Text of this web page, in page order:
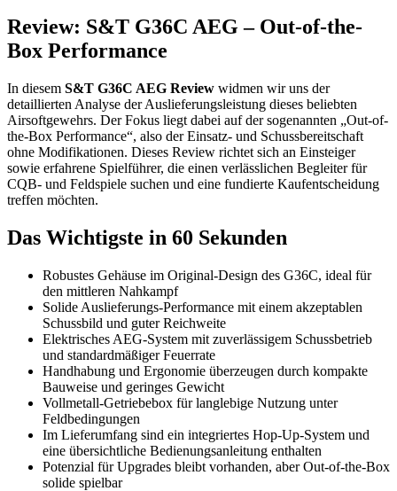
Review: S&T G36C AEG – Out-of-the-
Box Performance
In diesem S&T G36C AEG Review widmen wir uns der
detaillierten Analyse der Auslieferungsleistung dieses beliebten
Airsoftgewehrs. Der Fokus liegt dabei auf der sogenannten „Out-of-
the-Box Performance“, also der Einsatz- und Schussbereitschaft
ohne Modifikationen. Dieses Review richtet sich an Einsteiger
sowie erfahrene Spielführer, die einen verlässlichen Begleiter für
CQB- und Feldspiele suchen und eine fundierte Kaufentscheidung
treffen möchten.
Das Wichtigste in 60 Sekunden
Robustes Gehäuse im Original-Design des G36C, ideal für
den mittleren Nahkampf
Solide Auslieferungs-Performance mit einem akzeptablen
Schussbild und guter Reichweite
Elektrisches AEG-System mit zuverlässigem Schussbetrieb
und standardmäßiger Feuerrate
Handhabung und Ergonomie überzeugen durch kompakte
Bauweise und geringes Gewicht
Vollmetall-Getriebebox für langlebige Nutzung unter
Feldbedingungen
Im Lieferumfang sind ein integriertes Hop-Up-System und
eine übersichtliche Bedienungsanleitung enthalten
Potenzial für Upgrades bleibt vorhanden, aber Out-of-the-Box
solide spielbar